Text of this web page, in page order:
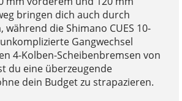
bringen dich auch durch
während die Shimano CUES 10-
Gangwechsel
4-Kolben-Scheibenbremsen von
du eine überzeugende
dein Budget zu strapazieren.